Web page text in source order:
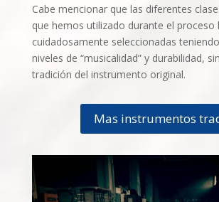
Cabe mencionar que las diferentes
que hemos utilizado durante el proceso
cuidadosamente seleccionadas
niveles de “musicalidad” y durabilidad,
tradición del instrumento original.
Mas instrumentos